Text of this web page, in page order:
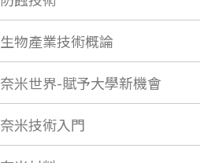
生物產業技術概論
奈米世界-賦予大學新機會
奈米技術入門